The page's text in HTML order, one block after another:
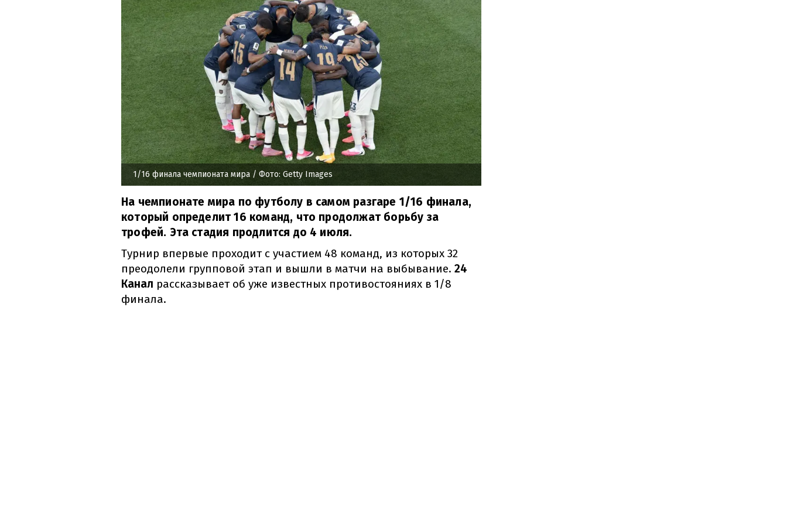
1/16 финала чемпионата мира / Фото: Getty Images
На чемпионате мира по футболу в самом разгаре 1/16 финала,
который определит 16 команд, что продолжат борьбу за
трофей. Эта стадия продлится до 4 июля.
Турнир впервые проходит с участием 48 команд, из которых 32
преодолели групповой этап и вышли в матчи на выбывание. 24
Канал рассказывает об уже известных противостояниях в 1/8
финала.